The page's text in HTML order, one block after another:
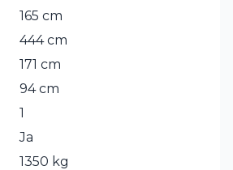
165 cm
444 cm
171 cm
94 cm
1
Ja
1350 kg